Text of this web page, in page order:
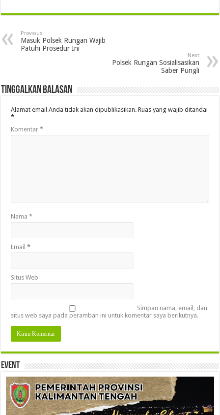
Previous
Masuk Polsek Rungan Wajib
Patuhi Prosedur Ini
Next
Polsek Rungan Sosialisasikan
Saber Pungli
Tinggalkan Balasan
Alamat email Anda tidak akan dipublikasikan. Ruas yang wajib ditandai
*
Komentar*
Nama*
Email*
Situs Web
Simpan nama, email, dan
situs web saya pada peramban ini untuk komentar saya berikutnya.
Event